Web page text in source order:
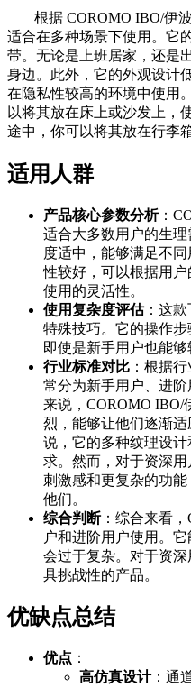
根据 COROMO IBO/伊
适合在多种场景下使用。它
带。无论是上班居家，还是
身边。此外，它的外观设计
在隐私性较高的环境中使用
以将其放在床上或沙发上，
途中，你可以将其放在行李
适用人群
产品核心参数分析：
适合大多数用户的生
度适中，能够满足不
性较好，可以根据用
使用的灵活性。
使用复杂度评估：这款
特殊技巧。它的操作步
即使是新手用户也能够
行业标准对比 ：根据
常分为新手用户、进
来说，COROMO IBO/
烈，能够让他们逐渐
说，它的多种纹理设
求。然而，对于资深
刺激感和更复杂的功
他们。
综合判断：综合来看，
户和进阶用户使用。
会过于复杂。对于资
具挑战性的产品。
优缺点总结
优点 ：
高仿真设计：通